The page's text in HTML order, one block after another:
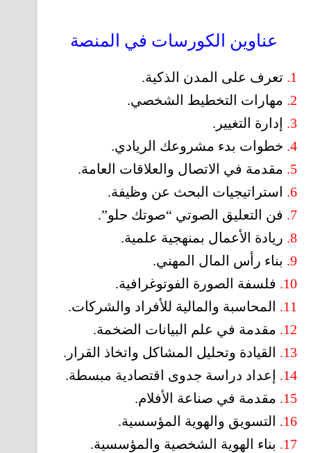
عناوين الكورسات في المنصة
1. تعرف على المدن الذكية.
2. مهارات التخطيط الشخصي.
3.
إدارة التغيير.
4. خطوات بدء مشروعك الريادي.
5. مقدمة في الاتصال والعلاقات العامة.
6.
استراتيجيات البحث عن وظيفة.
7. فن التعليق الصوتي “صوتك حلو”.
8. ريادة الأعمال بمنهجية علمية.
9. بناء رأس المال المهني.
10. فلسفة الصورة الفوتوغرافية.
11.
المحاسبة والمالية للأفراد والشركات.
12. مقدمة في علم البيانات الضخمة.
13.
القيادة وتحليل المشاكل واتخاذ القرار.
14.
إعداد دراسة جدوى اقتصادية مبسطة.
15. مقدمة في صناعة الأفلام.
16.
التسويق والهوية المؤسسية.
17. بناء الهوية الشخصية والمؤسسية.